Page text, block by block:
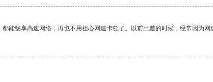
能畅享高速网络，再也不用担心网速卡顿了。以前出差的时候，经常因为